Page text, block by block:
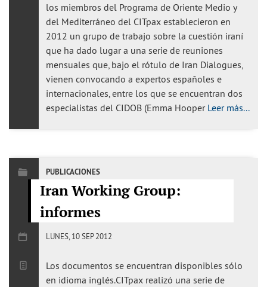
los miembros del Programa de Oriente Medio y
del Mediterráneo del CITpax establecieron en
2012 un grupo de trabajo sobre la cuestión iraní
que ha dado lugar a una serie de reuniones
mensuales que, bajo el rótulo de Iran Dialogues,
vienen convocando a expertos españoles e
internacionales, entre los que se encuentran dos
especialistas del CIDOB (Emma Hooper Leer más...
PUBLICACIONES
Iran Working Group:
informes
LUNES, 10 SEP 2012
Los documentos se encuentran disponibles sólo
en idioma inglés.CITpax realizó una serie de